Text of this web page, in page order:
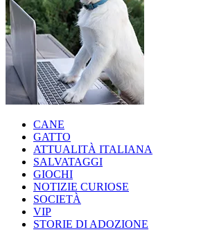
CANE
GATTO
ATTUALITÀ ITALIANA
SALVATAGGI
GIOCHI
NOTIZIE CURIOSE
SOCIETÀ
VIP
STORIE DI ADOZIONE